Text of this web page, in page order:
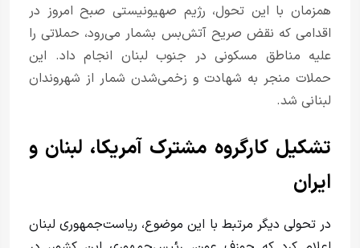
همزمان با این تحول، رژیم صهیونیستی صبح امروز در
اقدامی که نقض صریح آتش‌بس بشمار می‌رود، حملاتی را
علیه مناطق مسکونی در جنوب لبنان انجام داد. این
حملات منجر به شهادت و زخمی‌شدن شمار از شهروندان
لبنانی شد.
تشکیل کارگروه مشترک آمریکا، لبنان و
ایران
در تحولی دیگر مرتبط با این موضوع، ریاست‌جمهوری لبنان